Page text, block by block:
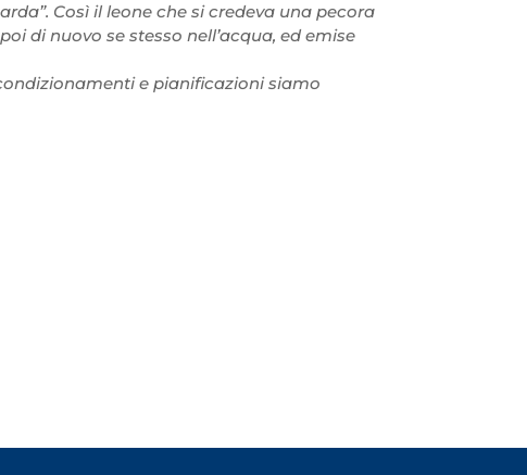
Così il leone che si credeva una pecora
di nuovo se stesso nell’acqua, ed emise
e pianificazioni siamo